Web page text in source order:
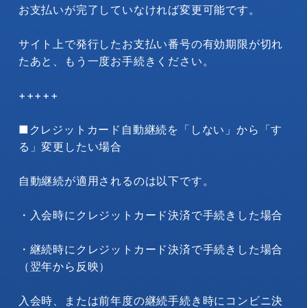
お支払いが完了していなければ変更可能です。
サイト上で発行したお支払い番号の有効期限が切れ
たあと、もう一度お手続きください。
+++++
■クレジットカード自動継続を「しない」から「す
る」変更したい場合
自動継続が適用されるのは以下です。
・入会時にクレジットカード決済で手続きした場合
・継続時にクレジットカード決済で手続きした場合
（翌年から反映）
入会時、または前年度の継続手続き時にコンビニ決